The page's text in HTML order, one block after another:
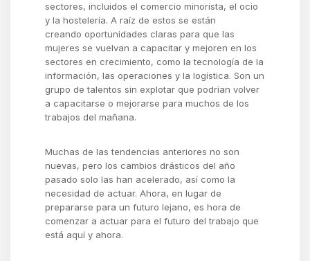
sectores, incluidos el comercio minorista, el ocio
y la hostelería. A raíz de estos se están
creando oportunidades claras para que las
mujeres se vuelvan a capacitar y mejoren en los
sectores en crecimiento, como la tecnología de la
información, las operaciones y la logística. Son un
grupo de talentos sin explotar que podrían volver
a capacitarse o mejorarse para muchos de los
trabajos del mañana.
Muchas de las tendencias anteriores no son
nuevas, pero los cambios drásticos del año
pasado solo las han acelerado, así como la
necesidad de actuar. Ahora, en lugar de
prepararse para un futuro lejano, es hora de
comenzar a actuar para el futuro del trabajo que
está aquí y ahora.